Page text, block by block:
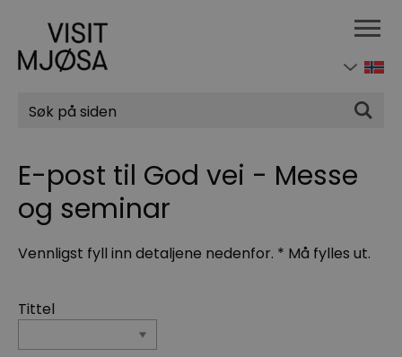
Søk
E-post til God vei - Messe
og seminar
Vennligst fyll inn detaljene nedenfor. * Må fylles ut.
Tittel